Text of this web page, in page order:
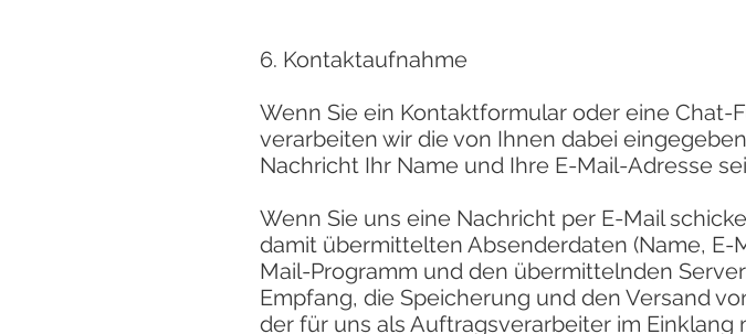
6. Kontaktaufnahme
Wenn Sie ein Kontaktformular oder eine
verarbeiten wir die von Ihnen dabei
Nachricht Ihr Name und Ihre E-Mail-Adresse
Wenn Sie uns eine Nachricht per E-Mail
damit übermittelten Absenderdaten (Name,
Mail-Programm und den übermittelnden
Empfang, die Speicherung und den Versand
der für uns als Auftragsverarbeiter im Einklang